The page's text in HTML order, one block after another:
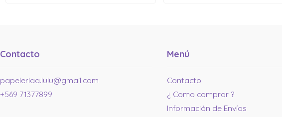
Contacto
papeleriaa.lulu@gmail.com
+569 71377899
Menú
Contacto
¿ Como comprar ?
Información de Envíos